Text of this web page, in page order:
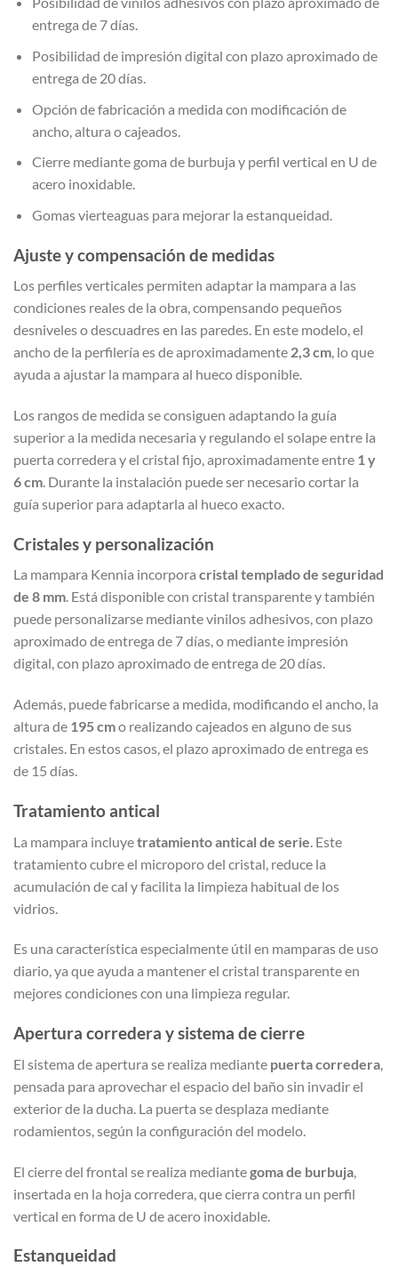
entrega de 7 días.
Posibilidad de impresión digital con plazo aproximado de
entrega de 20 días.
Opción de fabricación a medida con modificación de
ancho, altura o cajeados.
Cierre mediante goma de burbuja y perfil vertical en U de
acero inoxidable.
Gomas vierteaguas para mejorar la estanqueidad.
Ajuste y compensación de medidas
Los perfiles verticales permiten adaptar la mampara a las
condiciones reales de la obra, compensando pequeños
desniveles o descuadres en las paredes. En este modelo, el
ancho de la perfilería es de aproximadamente 2,3 cm, lo que
ayuda a ajustar la mampara al hueco disponible.
Los rangos de medida se consiguen adaptando la guía
superior a la medida necesaria y regulando el solape entre la
puerta corredera y el cristal fijo, aproximadamente entre 1 y
6 cm. Durante la instalación puede ser necesario cortar la
guía superior para adaptarla al hueco exacto.
Cristales y personalización
La mampara Kennia incorpora cristal templado de seguridad
de 8 mm. Está disponible con cristal transparente y también
puede personalizarse mediante vinilos adhesivos, con plazo
aproximado de entrega de 7 días, o mediante impresión
digital, con plazo aproximado de entrega de 20 días.
Además, puede fabricarse a medida, modificando el ancho, la
altura de 195 cmo realizando cajeados en alguno de sus
cristales. En estos casos, el plazo aproximado de entrega es
de 15 días.
Tratamiento antical
La mampara incluyetratamiento antical de serie . Este
tratamiento cubre el microporo del cristal, reduce la
acumulación de cal y facilita la limpieza habitual de los
vidrios.
Es una característica especialmente útil en mamparas de uso
diario, ya que ayuda a mantener el cristal transparente en
mejores condiciones con una limpieza regular.
Apertura corredera y sistema de cierre
El sistema de apertura se realiza mediante puerta corredera,
pensada para aprovechar el espacio del baño sin invadir el
exterior de la ducha. La puerta se desplaza mediante
rodamientos, según la configuración del modelo.
El cierre del frontal se realiza mediantegoma de burbuja
insertada en la hoja corredera, que cierra contra un perfil
vertical en forma de U de acero inoxidable.
Estanqueidad